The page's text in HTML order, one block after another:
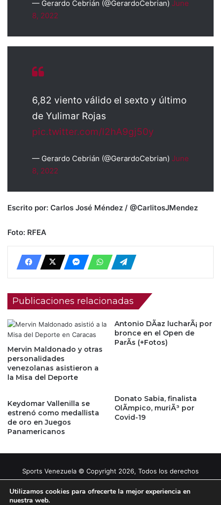
— Gerardo Cebrián (@GerardoCebrian) June
8, 2022
6,82 viento válido el sexto y último
de Yulimar Rojas
pic.twitter.com/l2hA9gj50y
— Gerardo Cebrián (@GerardoCebrian) June
8, 2022
Escrito por: Carlos José Méndez / @CarlitosJMendez
Foto: RFEA
Publicaciones relacionadas
Mervin Maldonado y otras
personalidades
venezolanas asistieron a
la Misa del Deporte
Antonio DÃ­az lucharÃ¡ por
bronce en el Open de
ParÃ­s (+Fotos)
Keydomar Vallenilla se
estrenó como medallista
de oro en Juegos
Panamericanos
Donato Sabia, finalista
OlÃ­mpico, muriÃ³ por
Covid-19
Sports Venezuela © Copyright 2026, Todos los derechos
Utilizamos cookies para ofrecerte la mejor experiencia en
nuestra web.